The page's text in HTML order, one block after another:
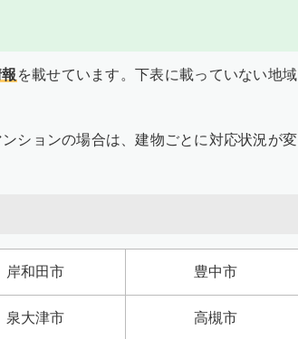
を載せています。下表に載っていない地域
ションの場合は、建物ごとに対応状況が変
岸和田市 豊中市
泉大津市 高槻市